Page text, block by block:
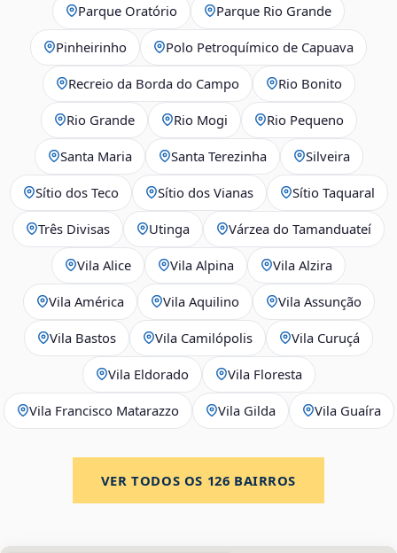
Parque Oratório Parque Rio Grande
Pinheirinho Polo Petroquímico de Capuava
Recreio da Borda do Campo Rio Bonito
Rio Grande Rio Mogi Rio Pequeno
Santa Maria Santa Terezinha Silveira
Sítio dos Teco Sítio dos Vianas Sítio Taquaral
Três Divisas Utinga Várzea do Tamanduateí
Vila Alice Vila Alpina Vila Alzira
Vila América Vila Aquilino Vila Assunção
Vila Bastos Vila Camilópolis Vila Curuçá
Vila Eldorado Vila Floresta
Vila Francisco Matarazzo Vila Gilda Vila Guaíra
VER TODOS OS 126 BAIRROS